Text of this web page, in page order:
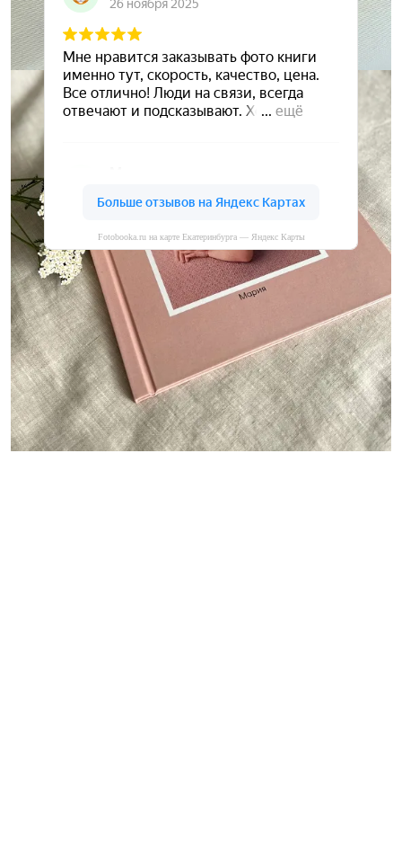
Fotobooka.ru на карте Екатеринбурга — Яндекс Карты
Сохраните ваши воспоминания
А мы вам в этом поможем